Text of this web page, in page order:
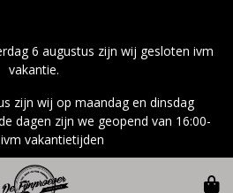
6 augustus zijn wij gesloten ivm
vakantie.
zijn wij op maandag en dinsdag
dagen zijn we geopend van 16:00-
vakantietijden